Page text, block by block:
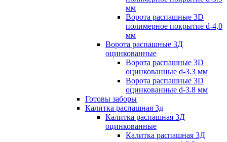
мм
Ворота распашные 3D
полимерное покрытие d-4,0
мм
Ворота распашные 3Д
оцинкованные
Ворота распашные 3D
оцинкованные d-3.3 мм
Ворота распашные 3D
оцинкованные d-3.8 мм
Готовы заборы
Калитка распашная 3д
Калитка распашная 3Д
оцинкованные
Калитка распашная 3Д